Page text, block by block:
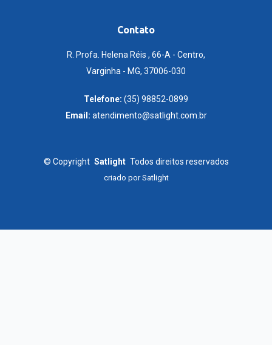
Contato
R. Profa. Helena Réis , 66-A - Centro,
Varginha - MG, 37006-030
Telefone: (35) 98852-0899
Email: atendimento@satlight.com.br
© Copyright Satlight Todos direitos reservados
criado porSatlight